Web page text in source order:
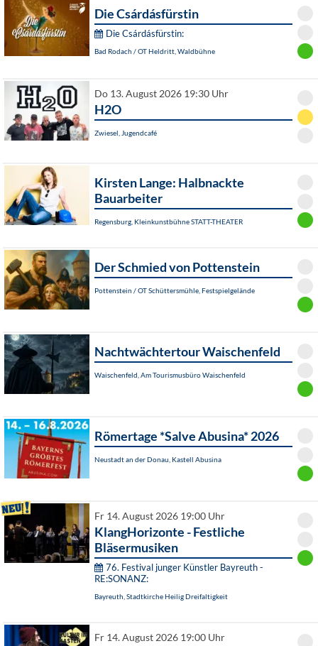
Die Csárdásfürstin
Die Csárdásfürstin:
Bad Rodach / OT Heldritt, Waldbühne
Do 13. August 2026 19:30 Uhr
H2O
Zwiesel, Jugendcafé
Kirsten Lange: Halbnackte
Bauarbeiter
Regensburg, Kleinkunstbühne STATT-THEATER
Der Schmied von Pottenstein
Pottenstein / OT Schüttersmühle, Festspielgelände
Nachtwächtertour Waischenfeld
Waischenfeld, Am Tourismusbüro Waischenfeld
Römertage *Salve Abusina* 2026
Neustadt an der Donau, Kastell Abusina
Fr 14. August 2026 19:00 Uhr
KlangHorizonte - Festliche
Bläsermusiken
76. Festival junger Künstler Bayreuth -
RE:SONANZ:
Bayreuth, Stadtkirche Heilig Dreifaltigkeit
Fr 14. August 2026 19:00 Uhr